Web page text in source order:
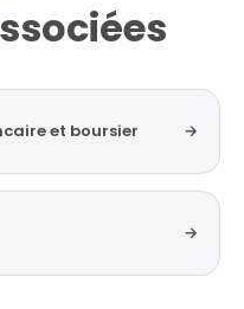
et boursier →
→